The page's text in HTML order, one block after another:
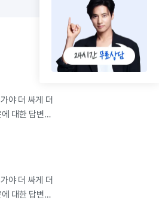
있는데, KT 같은 경우엔 90프로
하게 다 사용되는데 다른 곳 같은
서 어떤걸 해도 버벅거리고 느릴
면 좋을것같아요~ 처음엔 그냥 가까운
고 현금지급에 상품권도 수수료없이
카페 가입후 후기 둘러보며 구경 후
지급하는거랑 현금으로 지급하는게
써주는것같아요 (제가 아직 이사를 덜
야 더 싸게 더
대한 답변
쵝오~
야 더 싸게 더
대한 답변